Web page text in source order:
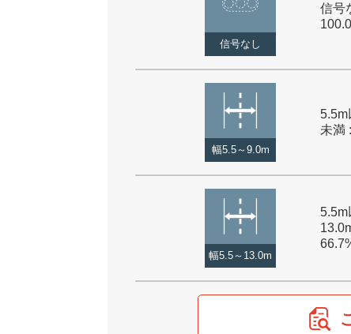
信号なし
信号
幅5.5～9.0m
5.5m
未満
幅5.5～13.0m
5.5m